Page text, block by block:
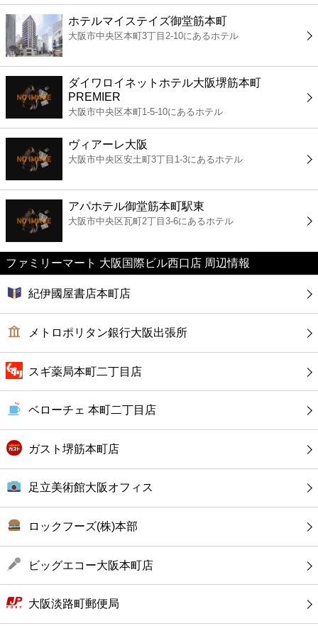
エンタメ
レジャー
書店
ファミレス
ファーストフード
カフェ
ショッピング
銀行
病院
ホテル
ホテルマイステイズ御堂筋本町
大阪市中央区本町3丁目2-10にあるホテル
ダイワロイネットホテル大阪堺筋本町
PREMIER
大阪市中央区本町1-5-10にあるホテル
ヴィアーレ大阪
大阪市中央区安土町3丁目1-3にあるホテル
アパホテル御堂筋本町駅東
大阪市中央区瓦町2丁目3-6にあるホテル
ファミリーマート 大阪国際ビル西口店 周辺情報
紀伊國屋書店本町店
メトロポリタン銀行大阪出張所
スギ薬局本町二丁目店
ベローチェ 本町二丁目店
ガスト堺筋本町店
足立美術館大阪オフィス
ロックフーズ(株)本部
ビッグエコー大阪本町店
大阪淡路町郵便局